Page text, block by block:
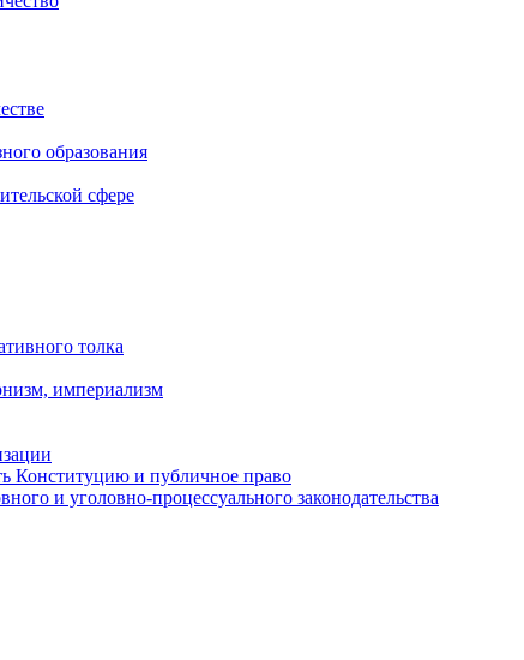
образования
сфере
толка
империализм
Конституцию и публичное право
и уголовно-процессуального законодательства